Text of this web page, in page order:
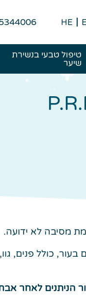
HE
טיפול טבעי בנשירת
שיער
פנים, גוו,
לאחר